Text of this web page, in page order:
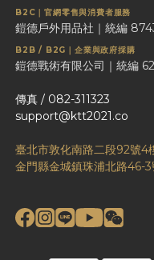
B2C｜官網零售與消費者服務
鎧德戶外用品社｜統編
B2B / B2G｜企業與政府採購
鎧德戰術有限公司｜統編
傳真 / 082-311323
support@ktt2021.co
臺北市敦化南路二段92號4
金門縣金城鎮珠浦北路46-